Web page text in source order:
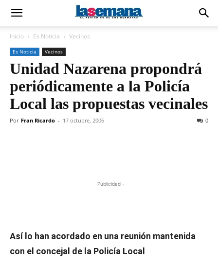
Inicio Es Noticia Vecinos
Es Noticia Vecinos
Unidad Nazarena propondrá
periódicamente a la Policía
Local las propuestas vecinales
Por Fran Ricardo - 17 octubre, 2006 0
- Publicidad -
Así lo han acordado en una reunión mantenida
con el concejal de la Policía Local